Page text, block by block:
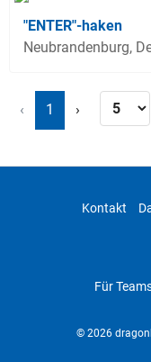
"ENTER"-haken
Neubrandenburg,
‹ 1 ›
Kontakt
Für
© 2026